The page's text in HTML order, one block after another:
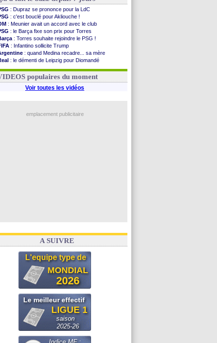
: Dupraz se prononce pour la LdC
: c'est bouclé pour Akliouche !
: Meunier avait un accord avec le club
: le Barça fixe son prix pour Torres
: Torres souhaite rejoindre le PSG !
: Infantino sollicite Trump
: quand Medina recadre... sa mère
: le démenti de Leipzig pour Diomandé
: le conseiller d'Infantino démissionne !
populaires du moment
Voir toutes les vidéos
emplacement publicitaire
A SUIVRE
L'equipe type de
MONDIAL
2026
Le meilleur effectif
LIGUE 1
saison
2025-26